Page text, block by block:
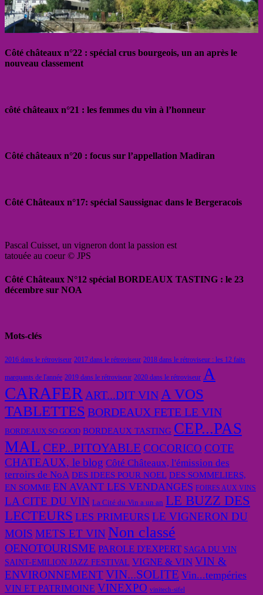
Côté châteaux n°22 : spécial crus bourgeois, un an après le
nouveau classement
côté châteaux n°21 : les femmes du vin à l’honneur
Côté châteaux n°20 : focus sur l’appellation Madiran
Côté Châteaux n°17: spécial Saussignac dans le Bergeracois
Pascal Cuisset, un vigneron dont la passion est
tatouée au coeur © JPS
Côté Châteaux N°12 spécial BORDEAUX TASTING : le 23
décembre sur NOA
Mots-clés
2016 dans le rétroviseur 2017 dans le rétroviseur 2018 dans le rétroviseur : les 12 faits
marquants de l'année 2019 dans le rétroviseur 2020 dans le rétroviseur A
CARAFER ART...DIT VIN A VOS
TABLETTES BORDEAUX FETE LE VIN
BORDEAUX SO GOOD BORDEAUX TASTING CEP...PAS
MAL CEP...PITOYABLE COCORICO COTE
CHATEAUX, le blog Côté Châteaux, l'émission des
terroirs de NoA DES IDEES POUR NOEL DES SOMMELIERS,
EN SOMME EN AVANT LES VENDANGES FOIRES AUX VINS
LA CITE DU VIN La Cité du Vin a un an LE BUZZ DES
LECTEURS LES PRIMEURS LE VIGNERON DU
MOIS METS ET VIN Non classé
OENOTOURISME PAROLE D'EXPERT SAGA DU VIN
SAINT-EMILION JAZZ FESTIVAL VIGNE & VIN VIN &
ENVIRONNEMENTVIN...SOLITE Vin...tempéries
VIN ET PATRIMOINE VINEXPO vinitech-sifel